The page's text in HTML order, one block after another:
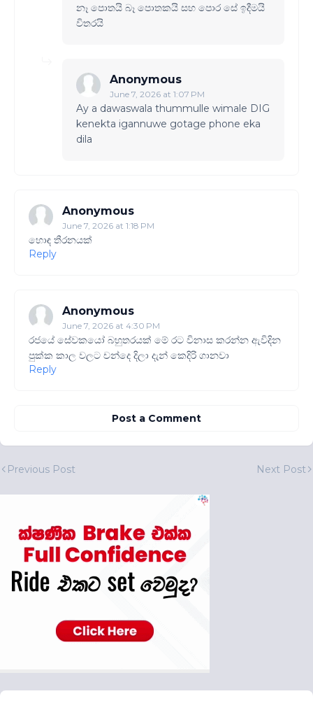
නෑ පොතයි බෑ පොතකයි සහ පොර සේ ඉදීමයි
විතරයි
Anonymous
June 7, 2026 at 1:07 PM
Ay a dawaswala thummulle wimale DIG
kenekta igannuwe gotage phone eka
dila
Anonymous
June 7, 2026 at 1:18 PM
හොඳ තීරනයක්
Reply
Anonymous
June 7, 2026 at 4:30 PM
රජයේ සේවකයෝ බහුතරයක් මේ රට විනාස කරන්න ඇවිදින
පුක්ක කාල වලට චන්දෙ දිලා දැන් කෙදිරි ගානවා
Reply
Post a Comment
Previous Post Next Post